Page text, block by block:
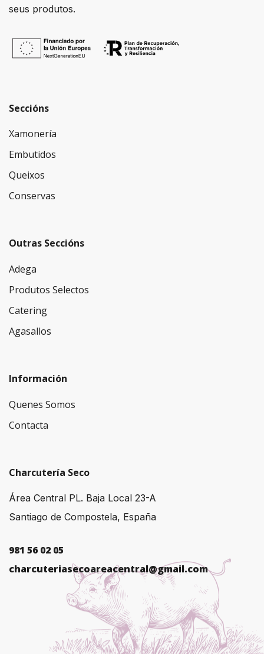
seus produtos.
Seccións
Xamonería
Embutidos
Queixos
Conservas
Outras Seccións
Adega
Produtos Selectos
Catering
Agasallos
Información
Quenes Somos
Contacta
Charcutería Seco
Área Central PL. Baja Local 23-A
Santiago de Compostela, España
981 56 02 05
charcuteriasecoareacentral@gmail.com